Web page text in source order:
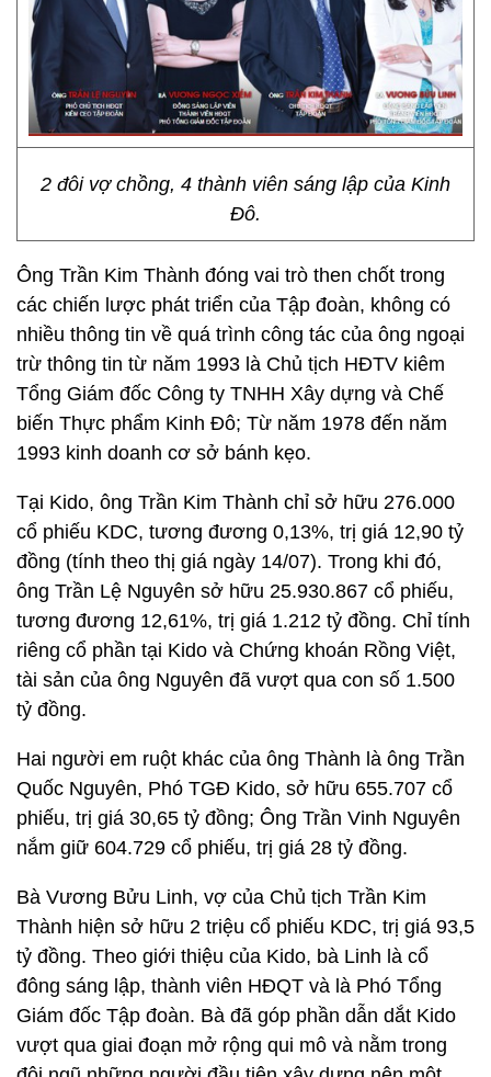
2 đôi vợ chồng, 4 thành viên sáng lập của Kinh
Đô.
Ông Trần Kim Thành đóng vai trò then chốt trong
các chiến lược phát triển của Tập đoàn, không có
nhiều thông tin về quá trình công tác của ông ngoại
trừ thông tin từ năm 1993 là Chủ tịch HĐTV kiêm
Tổng Giám đốc Công ty TNHH Xây dựng và Chế
biến Thực phẩm Kinh Đô; Từ năm 1978 đến năm
1993 kinh doanh cơ sở bánh kẹo.
Tại Kido, ông Trần Kim Thành chỉ sở hữu 276.000
cổ phiếu KDC, tương đương 0,13%, trị giá 12,90 tỷ
đồng (tính theo thị giá ngày 14/07). Trong khi đó,
ông Trần Lệ Nguyên sở hữu 25.930.867 cổ phiếu,
tương đương 12,61%, trị giá 1.212 tỷ đồng. Chỉ tính
riêng cổ phần tại Kido và Chứng khoán Rồng Việt,
tài sản của ông Nguyên đã vượt qua con số 1.500
tỷ đồng.
Hai người em ruột khác của ông Thành là ông Trần
Quốc Nguyên, Phó TGĐ Kido, sở hữu 655.707 cổ
phiếu, trị giá 30,65 tỷ đồng; Ông Trần Vinh Nguyên
nắm giữ 604.729 cổ phiếu, trị giá 28 tỷ đồng.
Bà Vương Bửu Linh, vợ của Chủ tịch Trần Kim
Thành hiện sở hữu 2 triệu cổ phiếu KDC, trị giá 93,5
tỷ đồng. Theo giới thiệu của Kido, bà Linh là cổ
đông sáng lập, thành viên HĐQT và là Phó Tổng
Giám đốc Tập đoàn. Bà đã góp phần dẫn dắt Kido
vượt qua giai đoạn mở rộng qui mô và nằm trong